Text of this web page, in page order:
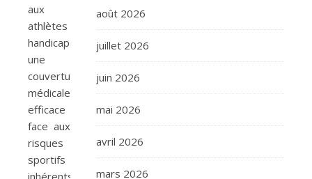
aux
athlètes
handicapés
une
couverture
médicale
efficace
face aux
risques
sportifs
inhérents
août 2026
juillet 2026
juin 2026
mai 2026
avril 2026
mars 2026